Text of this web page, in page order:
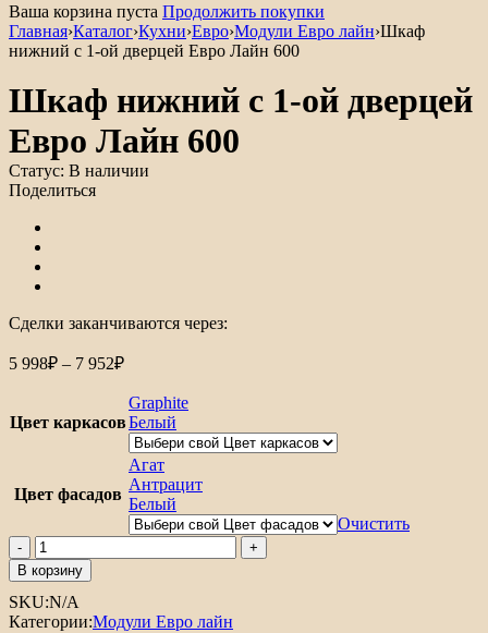
Ваша корзина пуста Продолжить покупки
Главная›Каталог›Кухни›Евро›Модули Евро лайн›Шкаф
нижний с 1-ой дверцей Евро Лайн 600
Шкаф нижний с 1-ой дверцей
Евро Лайн 600
Статус: В наличии
Поделиться
Сделки заканчиваются через:
5 998₽ – 7 952₽Диапазон
5
998₽
7
952₽
Цвет каркасов
Graphite
Белый
Цвет фасадов
Агат
Антрацит
Белый
Очистить
Количество
товара
Шкаф
нижний
с
В корзину
SKU:N/A
Категории:Модули Евро лайн